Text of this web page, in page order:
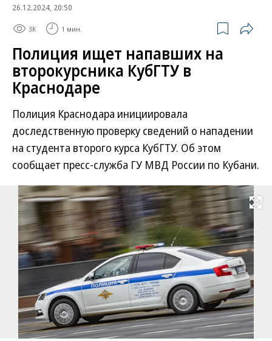
26.12.2024, 20:50
3K 1 мин.
Полиция ищет напавших на
второкурсника КубГТУ в
Краснодаре
Полиция Краснодара инициировала
доследственную проверку сведений о нападении
на студента второго курса КубГТУ. Об этом
сообщает пресс-служба ГУ МВД России по Кубани.
Развернуть